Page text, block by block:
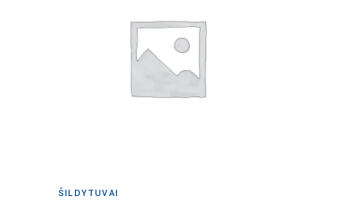
ŠILDYTUVAI